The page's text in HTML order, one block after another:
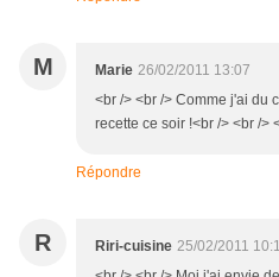
M Marie 26/02/2011 13:07
<br /> <br /> Comme j'ai du
recette ce soir !<br /> <br />
Répondre
R Riri-cuisine 25/02/2011